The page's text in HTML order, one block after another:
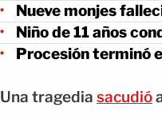
Nueve monjes
Niño de 11 años
Procesión terminó
Una tragedia sacudió